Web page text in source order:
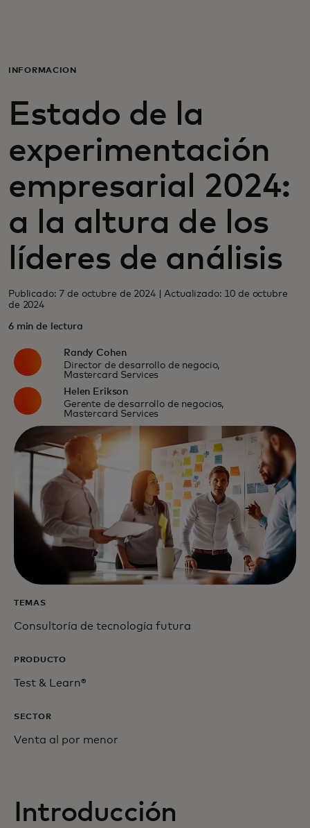
Para empresas
Para el mundo
Para innovadores
Noticias y tendencias
INFORMACIÓN
Estado de la
experimentación
empresarial 2024:
a la altura de los
líderes de análisis
Publicado: 7 de octubre de 2024 | Actualizado: 10 de octubre
de 2024
6 min de lectura
Randy Cohen
Director de desarrollo de negocio,
Mastercard Services
Helen Erikson
Gerente de desarrollo de negocios,
Mastercard Services
TEMAS
Consultoría de tecnología futura
PRODUCTO
Test & Learn®
SECTOR
Venta al por menor
Introducción